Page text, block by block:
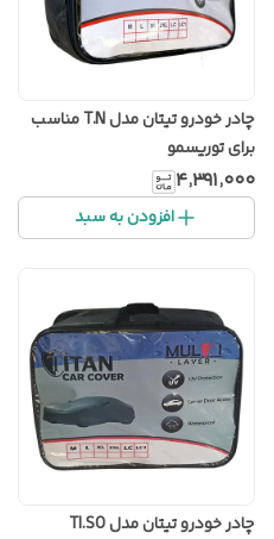
چادر خودرو تیتان مدل T.N مناسب
برای توریسمو
۴٬۳۹۱٬۰۰۰
افزودن به سبد
چادر خودرو تیتان مدل TI.SO